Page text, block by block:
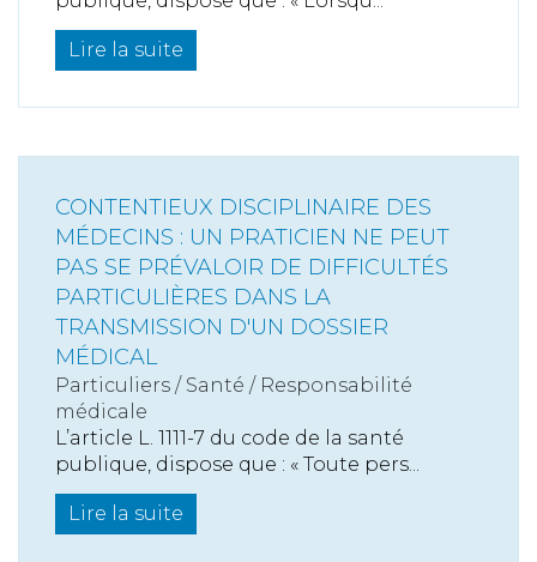
Lire la suite
CONTENTIEUX DISCIPLINAIRE DES
MÉDECINS : UN PRATICIEN NE PEUT
PAS SE PRÉVALOIR DE DIFFICULTÉS
PARTICULIÈRES DANS LA
TRANSMISSION D'UN DOSSIER
MÉDICAL
Particuliers / Santé / Responsabilité
médicale
L’article L. 1111-7 du code de la santé
publique, dispose que : « Toute pers...
Lire la suite